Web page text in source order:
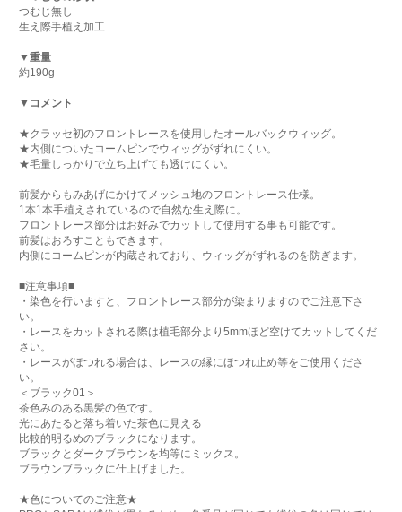
つむじ無し
生え際手植え加工
▼重量
約190g
▼コメント
★クラッセ初のフロントレースを使用したオールバックウィッグ。
★内側についたコームピンでウィッグがずれにくい。
★毛量しっかりで立ち上げても透けにくい。
前髪からもみあげにかけてメッシュ地のフロントレース仕様。
1本1本手植えされているので自然な生え際に。
フロントレース部分はお好みでカットして使用する事も可能です。
前髪はおろすこともできます。
内側にコームピンが内蔵されており、ウィッグがずれるのを防ぎます。
■注意事項■
・染色を行いますと、フロントレース部分が染まりますのでご注意下さ
い。
・レースをカットされる際は植毛部分より5mmほど空けてカットしてくだ
さい。
・レースがほつれる場合は、レースの縁にほつれ止め等をご使用くださ
い。
＜ブラック01＞
茶色みのある黒髪の色です。
光にあたると落ち着いた茶色に見える
比較的明るめのブラックになります。
ブラックとダークブラウンを均等にミックス。
ブラウンブラックに仕上げました。
★色についてのご注意★